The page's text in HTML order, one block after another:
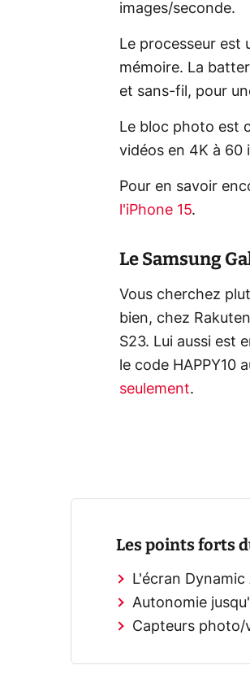
images/seconde.
Le processeur est
mémoire. La
et sans-fil, pour
Le bloc photo est
vidéos en 4K à 60
Pour en savoir
l'iPhone 15.
Le Samsung
Vous cherchez
bien, chez
S23. Lui aussi est
le code HAPPY10
seulement.
Les points forts
L'écran Dynamic
Autonomie
Capteurs photo/